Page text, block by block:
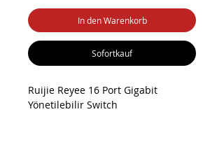
In den Warenkorb
Sofortkauf
Ruijie Reyee 16 Port Gigabit
Yönetilebilir Switch